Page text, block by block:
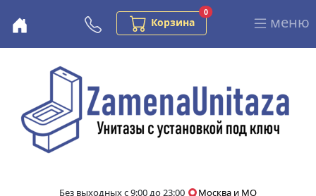
Перейти к основному содержанию
Бесплатная консультация
Корзина
0Заказов в корзине
меню
Без выходных с 9:00 до 23:00 Москва и МО